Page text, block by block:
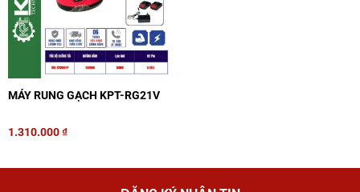
MÁY RUNG GẠCH KPT-RG21V
1.310.000₫